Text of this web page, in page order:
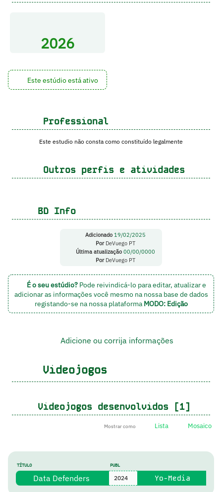
2026
Este estúdio está ativo
Professional
Este estudio não consta como constituído legalmente
Outros perfis e atividades
BD Info
Adicionado 19/02/2025
PorDeVuego PT
Última atualização 00/00/0000
PorDeVuego PT
É o seu estúdio?Pode reivindicá-lo para editar, atualizar e
adicionar as informações você mesmo na nossa base de dados
registando-se na nossa plataforma MODO: Edição
Adicione ou corrija informações
Videojogos
Videojogos desenvolvidos [1]
Mostrar como Lista Mosaico
TÍTULO PUBL
Data Defenders 2024 Yo-Media